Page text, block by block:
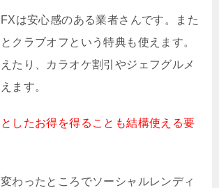
は安心感のある業者さんです。また
クラブオフという特典も使えます。
たり、カラオケ割引やジェフグルメ
ます。
したお得を得ることも結構使える要
わったところでソーシャルレンディ